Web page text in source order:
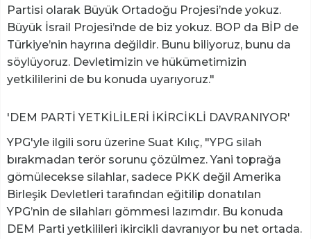
Partisi olarak Büyük Ortadoğu Projesi’nde yokuz.
Büyük İsrail Projesi’nde de biz yokuz. BOP da BİP de
Türkiye’nin hayrına değildir. Bunu biliyoruz, bunu da
söylüyoruz. Devletimizin ve hükümetimizin
yetkililerini de bu konuda uyarıyoruz."
'DEM PARTİ YETKİLİLERİ İKİRCİKLİ DAVRANIYOR'
YPG'yle ilgili soru üzerine Suat Kılıç, "YPG silah
bırakmadan terör sorunu çözülmez. Yani toprağa
gömülecekse silahlar, sadece PKK değil Amerika
Birleşik Devletleri tarafından eğitilip donatılan
YPG’nin de silahları gömmesi lazımdır. Bu konuda
DEM Parti yetkilileri ikircikli davranıyor bu net ortada.